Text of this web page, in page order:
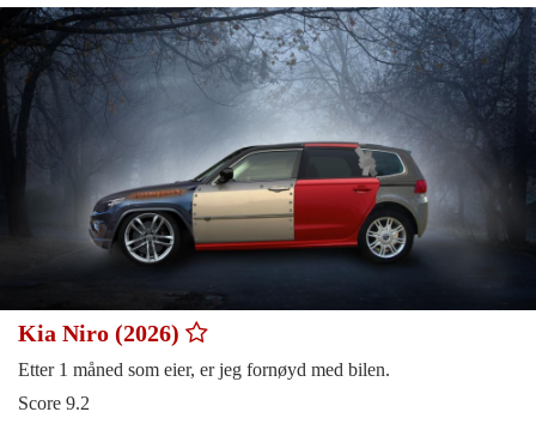
Kia Niro (2026)
Etter 1 måned som eier, er jeg fornøyd med bilen.
Score 9.2